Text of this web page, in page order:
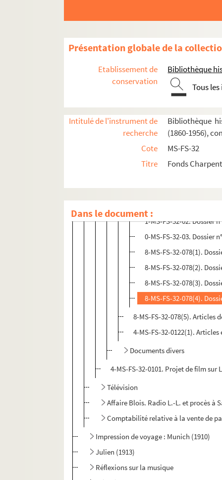
Présentation globale de la
Etablissement de
conservation
Bibliothèque
Tous
Intitulé de l'instrument de
recherche
Bibliothèque
(1860-1956),
Cote
MS-FS-32
Titre
Fonds
Dans le document :
Scénarii
4-MS-FS-32-0112. Historique
2-MS-FS-32-035. Historique et
Programme, etc.
Documents photographiques
Coupures de presse
1-MS-FS-32-02. Dossier
0-MS-FS-32-03. Dossier
8-MS-FS-32-078(1).
8-MS-FS-32-078(2).
8-MS-FS-32-078(3).
8-MS-FS-32-078(4).
8-MS-FS-32-078(5). Articles
4-MS-FS-32-0122(1).
Documents divers
4-MS-FS-32-0101. Projet de film
Télévision
Affaire Blois. Radio L.-L. et procès à
Comptabilité relative à la vente de
Impression de voyage : Munich (1910)
Julien (1913)
Réflexions sur la musique